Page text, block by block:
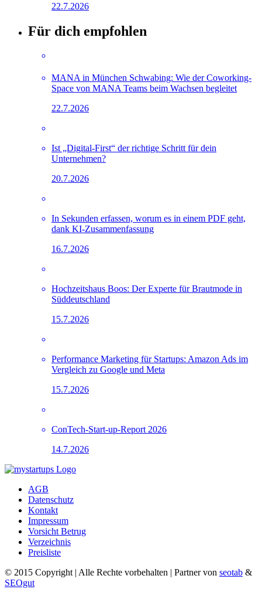
22.7.2026
Für dich empfohlen
MANA in München Schwabing: Wie der Coworking-
Space von MANA Teams beim Wachsen begleitet
22.7.2026
Ist „Digital-First“ der richtige Schritt für dein
Unternehmen?
20.7.2026
In Sekunden erfassen, worum es in einem PDF geht,
dank KI-Zusammenfassung
16.7.2026
Hochzeitshaus Boos: Der Experte für Brautmode in
Süddeutschland
15.7.2026
Performance Marketing für Startups: Amazon Ads im
Vergleich zu Google und Meta
15.7.2026
ConTech-Start-up-Report 2026
14.7.2026
AGB
Datenschutz
Kontakt
Impressum
Vorsicht Betrug
Verzeichnis
Preisliste
© 2015 Copyright | Alle Rechte vorbehalten | Partner von seotab &
SEOgut